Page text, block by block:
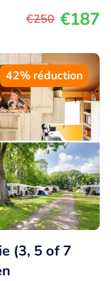
€250 €187
42% réduction
(3, 5 of 7